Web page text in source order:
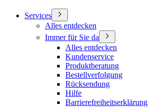
Services
Alles entdecken
Immer für Sie da
Alles entdecken
Kundenservice
Produktberatung
Bestellverfolgung
Rücksendung
Hilfe
Barrierefreiheitserklärung